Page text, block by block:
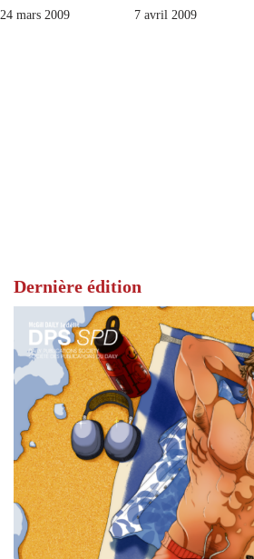
24 mars 2009 7 avril 2009
Dernière édition